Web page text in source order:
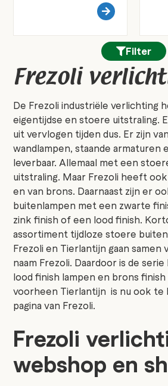
Filter
Frezoli
De Frezoli industriële verlichting
eigentijdse en stoere uitstraling.
uit vervlogen tijden dus. Er zijn
wandlampen, staande armaturen
leverbaar. Allemaal met een
uitstraling. Maar Frezoli heeft
en van brons. Daarnaast zijn er
buitenlampen met een zwarte
zink finish of een lood finish.
assortiment tijdloze stoere
Frezoli en Tierlantijn gaan samen
naam Frezoli. Daardoor is de
lood finish lampen en brons finish
voorheen Tierlantijn is nu ook te
pagina van Frezoli.
Frezoli
webshop en